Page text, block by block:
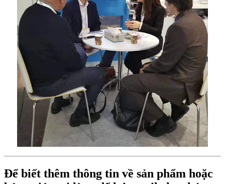
Để biết thêm thông tin về sản phẩm hoặc